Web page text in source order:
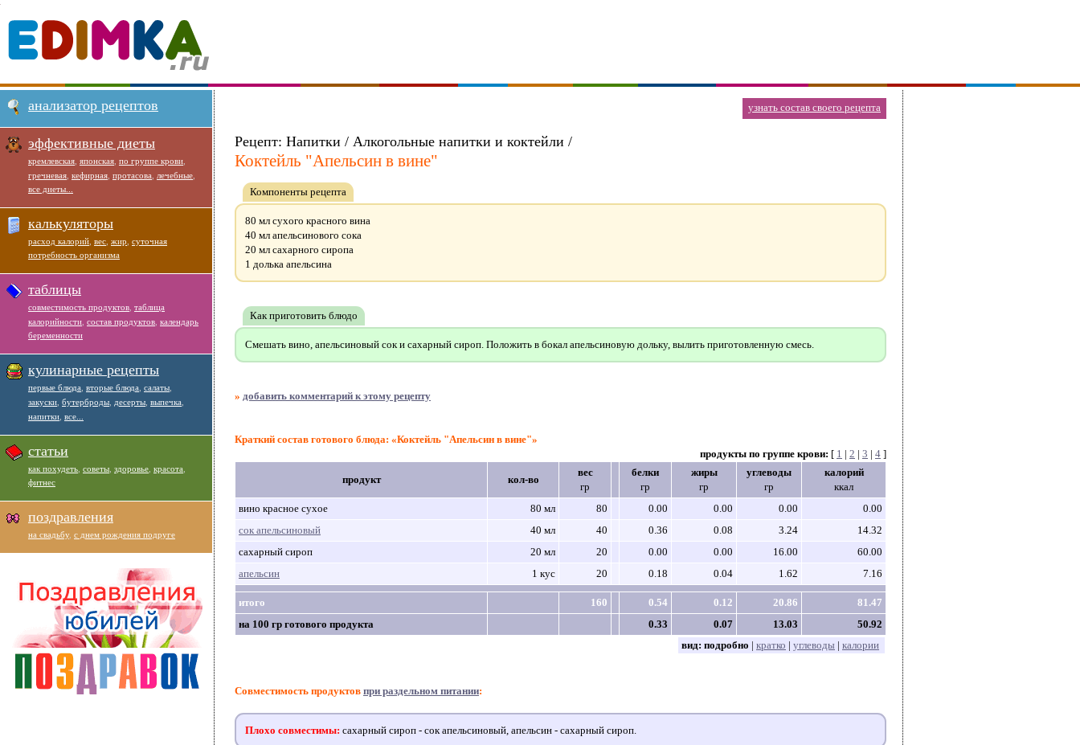
узнать состав своего рецепта
Рецепт: Напитки / Алкогольные напитки и коктейли /
Коктейль "Апельсин в вине"
Компоненты рецепта
80 мл сухого красного вина
40 мл апельсинового сока
20 мл сахарного сиропа
1 долька апельсина
Как приготовить блюдо
Смешать вино, апельсиновый сок и сахарный сироп. Положить в бокал апельсиновую дольку, вылить приготовленную смесь.
» добавить комментарий к этому рецепту
Краткий состав готового блюда: «Коктейль "Апельсин в вине"»
продукты по группе крови: [ 1 | 2 | 3 | 4 ]
продукт кол-во
вес
гр
белки
гр
жиры
гр
углеводы
гр
калорий
ккал
вино красное сухое
80 мл 80 0.00 0.00 0.00
0.00
сок апельсиновый
40 мл 40 0.36 0.08 3.24
14.32
сахарный сироп
20 мл 20 0.00 0.00 16.00
60.00
апельсин
1 кус 20 0.18 0.04 1.62 7.16
итого 160 0.54 0.12 20.86
81.47
на 100 гр готового продукта
0.33 0.07 13.03
50.92
вид: подробно | кратко | углеводы | калории
Совместимость продуктов при раздельном питании:
Плохо совместимы: сахарный сироп - сок апельсиновый, апельсин - сахарный сироп.
анализатор рецептов
эффективные диеты
кремлевская японская по группе крови
гречневая кефирная протасова лечебные
все диеты...
калькуляторы
расход калорий вес жир суточная
потребность организма
таблицы
совместимость продуктов таблица
калорийности состав продуктов календарь
беременности
кулинарные рецепты
первые блюда вторые блюда салаты
закуски бутерброды десерты выпечка
напитки все...
статьи
как похудеть советы здоровье красота
фитнес
поздравления
на свадьбу, с днем рождения подруге